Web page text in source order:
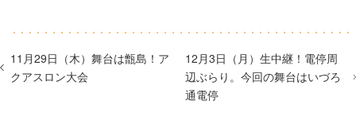
11月29日（木）舞台は甑島！ア
クアスロン大会
12月3日（月）生中継！電停周
辺ぶらり。今回の舞台はいづろ
通電停